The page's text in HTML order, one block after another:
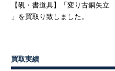
【硯・書道具】「変り古銅矢立
」を買取り致しました。
買取実績